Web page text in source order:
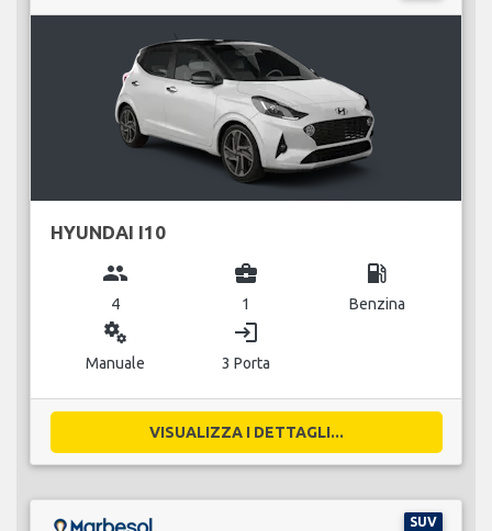
HYUNDAI I10
group
4
business_center
1
local_gas_station
Benzina
miscellaneous_services
Manuale
login
3 Porta
VISUALIZZA I DETTAGLI...
SUV